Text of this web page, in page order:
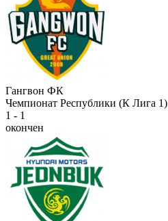
Гангвон ФК
Чемпионат Республики (К Лига 1)
1 - 1
окончен